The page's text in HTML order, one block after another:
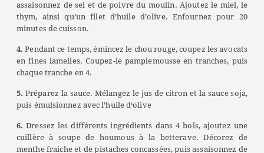
assaisonnez de sel et de poivre du moulin. Ajoutez le miel, le
thym, ainsi qu’un filet d’huile d’olive. Enfournez pour 20
minutes de cuisson.
4. Pendant ce temps, émincez le chou rouge, coupez les avocats
en fines lamelles. Coupez-le pamplemousse en tranches, puis
chaque tranche en 4.
5. Préparez la sauce. Mélangez le jus de citron et la sauce soja,
puis émulsionnez avec l’huile d‘olive
6. Dressez les différents ingrédients dans4 bols, ajoutez une
cuillère à soupe de houmous à la betterave. Décorez de
menthe fraicheet de pistaches concassées, puisassaisonnez de